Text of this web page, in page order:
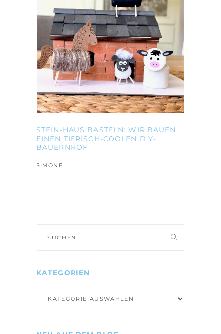
STEIN-HAUS BASTELN: WIR BAUEN
EINEN TIERISCH-COOLEN DIY-
BAUERNHOF
SIMONE
nach:
KATEGORIEN